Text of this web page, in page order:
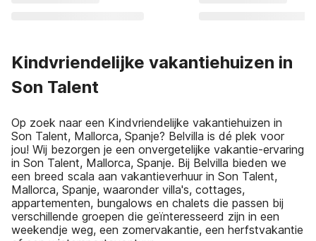
Kindvriendelijke vakantiehuizen in
Son Talent
Op zoek naar een Kindvriendelijke vakantiehuizen in
Son Talent, Mallorca, Spanje? Belvilla is dé plek voor
jou! Wij bezorgen je een onvergetelijke vakantie-ervaring
in Son Talent, Mallorca, Spanje. Bij Belvilla bieden we
een breed scala aan vakantieverhuur in Son Talent,
Mallorca, Spanje, waaronder villa's, cottages,
appartementen, bungalows en chalets die passen bij
verschillende groepen die geïnteresseerd zijn in een
weekendje weg, een zomervakantie, een herfstvakantie